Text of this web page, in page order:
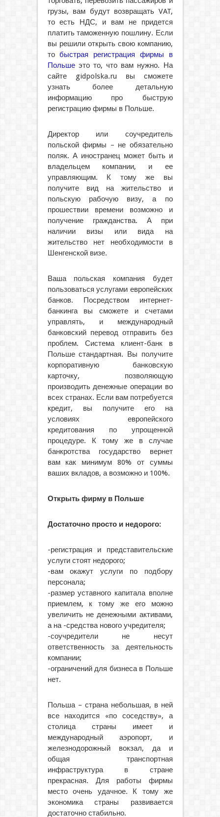
грузы, вам будут возвращать VAT,
то есть НДС, и вам не придется
платить таможенную пошлину. Если
вы решили открыть свою компанию,
тобыстрая регистрация фирмы в
Польшеэто то, что вам нужно. На
сайте gidpolska.ru вы сможете
узнать более детальную
информацию про быструю
регистрацию фирмы в Польше.
Директор или соучредитель
польской фирмы – не обязательно
поляк. А иностранец может быть и
владельцем компании, и ее
управляющим. К тому же вы
получите вид на жительство и
польскую рабочую визу, а по
прошествии времени возможно и
получение гражданства. А при
наличии визы или вида на
жительство нет необходимости в
Шенгенской визе.
Ваша польская компания будет
пользоваться услугами европейских
банков. Посредством интернет-
банкинга вы сможете и счетами
управлять, и международный
банковский перевод отправить без
проблем. Система клиент-банк в
Польше стандартная. Вы получите
корпоративную банковскую
карточку, позволяющую
производить денежные операции во
всех странах. Если вам потребуется
кредит, вы получите его на
условиях европейского
кредитования по упрощенной
процедуре. К тому же в случае
банкротства государство вернет
вам как минимум 80% от суммы
ваших вкладов, а возможно и 100%.
Открыть фирму в Польше
Достаточно просто и недорого:
-регистрация и представительские
услуги стоят недорого;
-вам окажут услуги по подбору
персонала;
-размер уставного капитала вполне
приемлем, к тому же его можно
увеличить не денежными активами,
а на -средства нового учредителя;
-соучредители не несут
ответственность за деятельность
компании;
-ограничений для бизнеса в Польше
нет.
Польша – страна небольшая, в ней
все находится «по соседству», а
столица страны имеет и
международный аэропорт, и
железнодорожный вокзал, да и
общая транспортная
инфраструктура в стране
прекрасная. Для работы фирмы
место очень удачное. К тому же
экономика страны развивается
достаточно стабильно.